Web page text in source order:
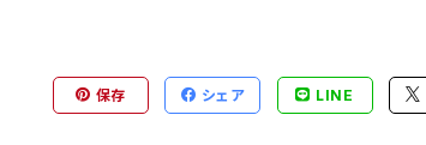
保存 シェア LINE